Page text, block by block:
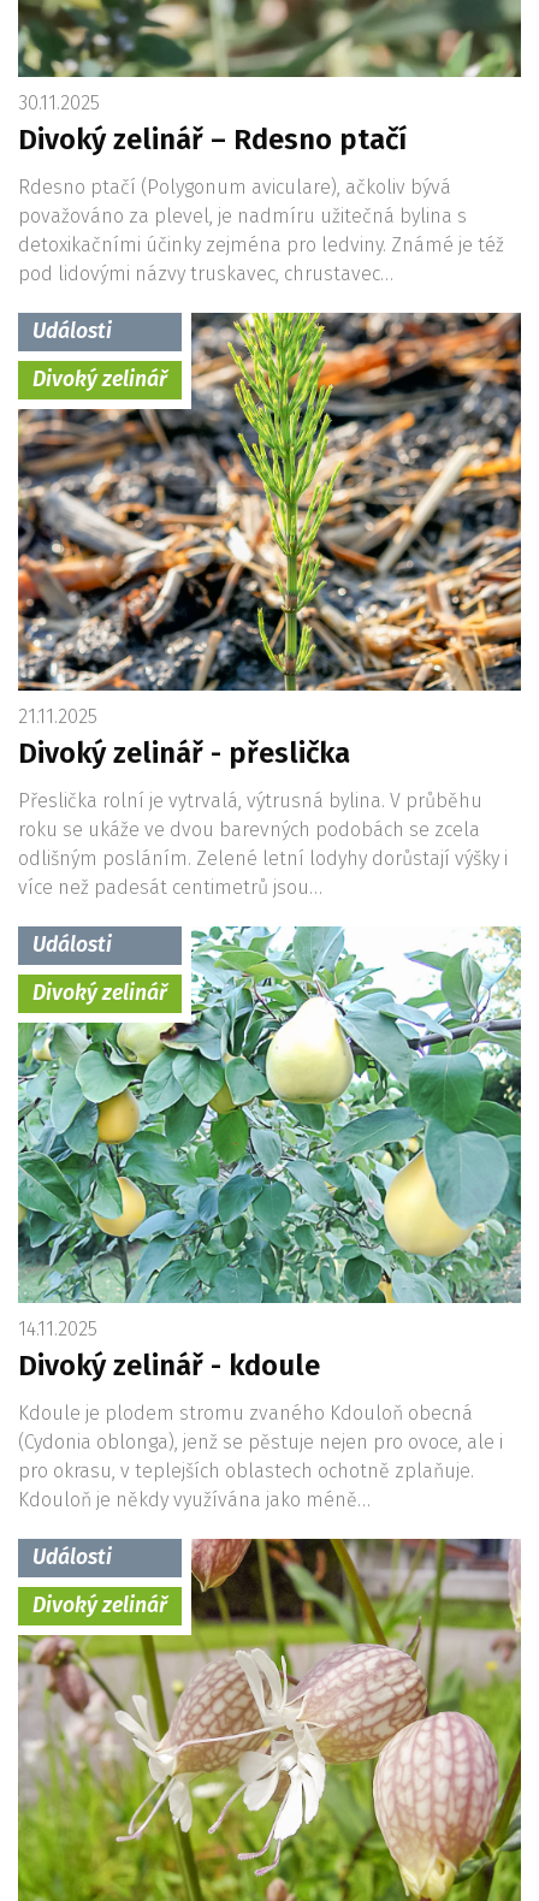
30.11.2025
Divoký zelinář – Rdesno ptačí
Rdesno ptačí (Polygonum aviculare), ačkoliv bývá
považováno za plevel, je nadmíru užitečná bylina s
detoxikačními účinky zejména pro ledviny. Známé je též
pod lidovými názvy truskavec, chrustavec…
Události
Divoký zelinář
21.11.2025
Divoký zelinář - přeslička
Přeslička rolní je vytrvalá, výtrusná bylina. V průběhu
roku se ukáže ve dvou barevných podobách se zcela
odlišným posláním. Zelené letní lodyhy dorůstají výšky i
více než padesát centimetrů jsou…
Události
Divoký zelinář
14.11.2025
Divoký zelinář - kdoule
Kdoule je plodem stromu zvaného Kdouloň obecná
(Cydonia oblonga), jenž se pěstuje nejen pro ovoce, ale i
pro okrasu, v teplejších oblastech ochotně zplaňuje.
Kdouloň je někdy využívána jako méně…
Události
Divoký zelinář